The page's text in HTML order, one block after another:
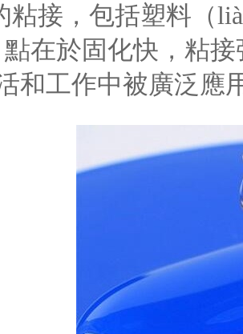
粘接，包括塑料（
點在於固化快，粘
活和工作中被廣泛應